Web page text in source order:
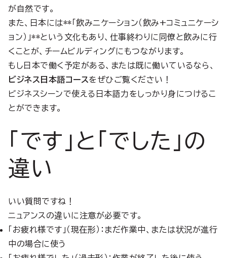
が自然です。
また、日本には**「飲みニケーション（飲み+コミュニケーシ
ョン）」**という文化もあり、仕事終わりに同僚と飲みに行
くことが、チームビルディングにもつながります。
もし日本で働く予定がある、または既に働いているなら、
ビジネス日本語コースをぜひご覧ください！
ビジネスシーンで使える日本語力をしっかり身につけるこ
とができます。
「です」と「でした」の
違い
いい質問ですね！
ニュアンスの違いに注意が必要です。
「お疲れ様です」（現在形）：まだ作業中、または状況が進行
中の場合に使う